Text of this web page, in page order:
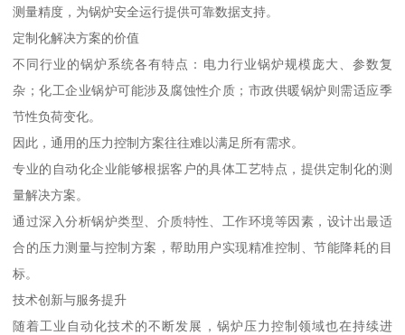
测量精度，为锅炉安全运行提供可靠数据支持。
定制化解决方案的价值
不同行业的锅炉系统各有特点：电力行业锅炉规模庞大、参数复
杂；化工企业锅炉可能涉及腐蚀性介质；市政供暖锅炉则需适应季
节性负荷变化。
因此，通用的压力控制方案往往难以满足所有需求。
专业的自动化企业能够根据客户的具体工艺特点，提供定制化的测
量解决方案。
通过深入分析锅炉类型、介质特性、工作环境等因素，设计出最适
合的压力测量与控制方案，帮助用户实现精准控制、节能降耗的目
标。
技术创新与服务提升
随着工业自动化技术的不断发展，锅炉压力控制领域也在持续进